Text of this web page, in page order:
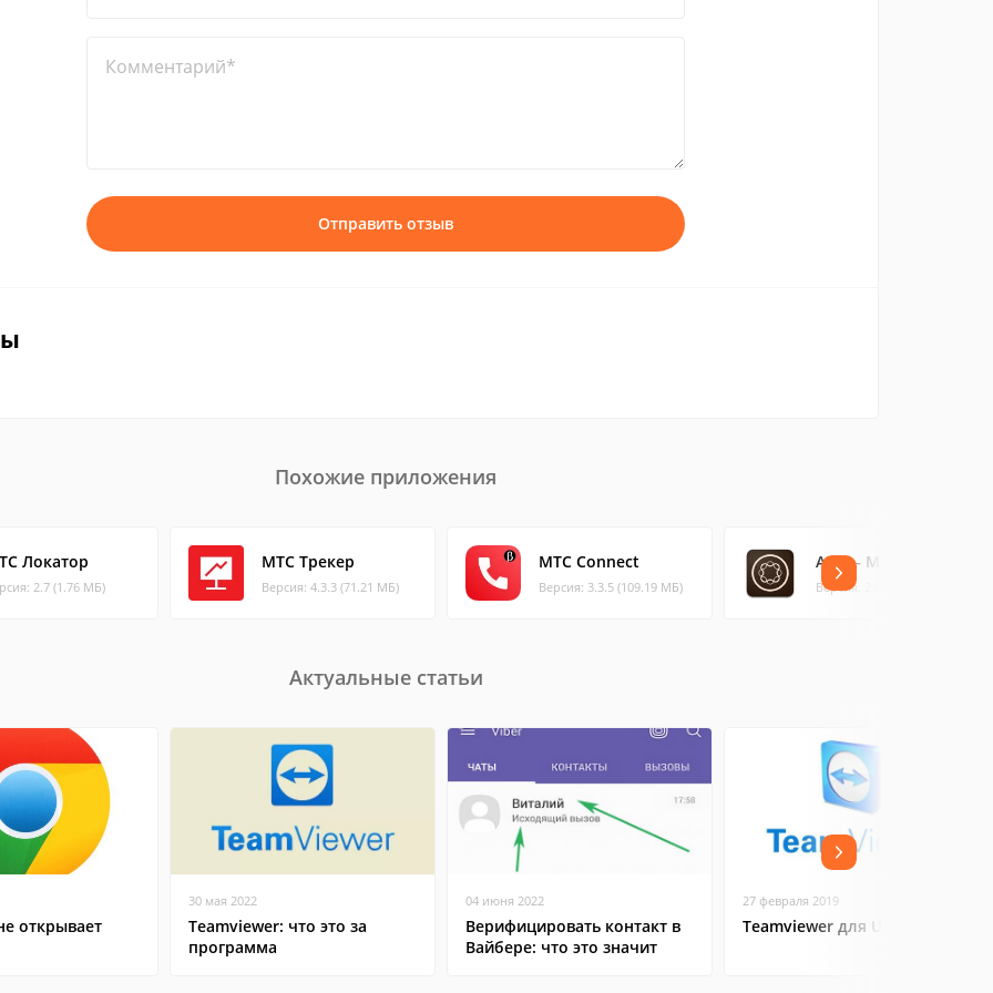
Комментарий*
Отправить отзыв
Похожие приложения
Локатор
2.7 (1.76 МБ)
МТС Трекер
Версия: 4.3.3 (71.21 МБ)
МТС Connect
Версия: 3.3.5 (109.19 МБ)
AEM – Mobile Verify
Версия: 2.0.3 (6.26 МБ)
Актуальные статьи
открывает
30 мая 2022
Teamviewer: что это за
программа
04 июня 2022
Верифицировать контакт в
Вайбере: что это значит
27 февраля 2019
Teamviewer для Ubuntu